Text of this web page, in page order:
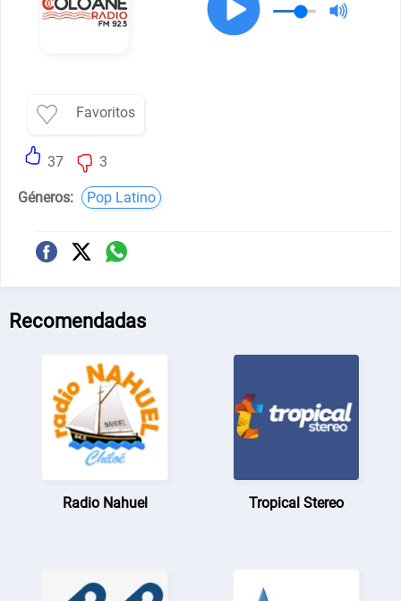
Favoritos
37 3
Géneros: Pop Latino
Recomendadas
Radio Nahuel Tropical Stereo